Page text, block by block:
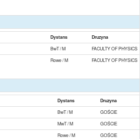
Dystans
Druzyna
BwT / M
FACULTY OF PHYSICS
Rowe / M FACULTY OF PHYSICS
Dystans
Druzyna
BwT / M
GOŚCIE
MwT / M
GOŚCIE
Rowe / M
GOŚCIE